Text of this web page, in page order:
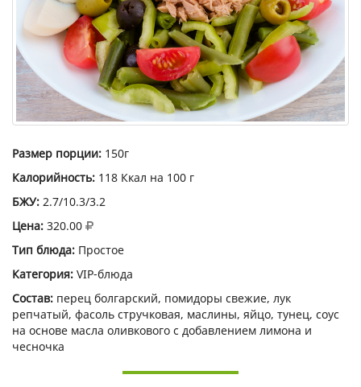
Размер порции: 150г
Калорийность: 118 Ккал на 100 г
БЖУ: 2.7/10.3/3.2
Цена: 320.00
Тип блюда: Простое
Категория: VIP-блюда
Состав: перец болгарский, помидоры свежие, лук
репчатый, фасоль стручковая, маслины, яйцо, тунец, соус
на основе масла оливкового с добавлением лимона и
чесночка